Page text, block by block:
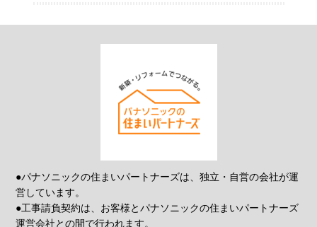
●パナソニックの住まいパートナーズは、独立・自営の会社が運
営しています。
●工事請負契約は、お客様とパナソニックの住まいパートナーズ
運営会社との間で行われます。